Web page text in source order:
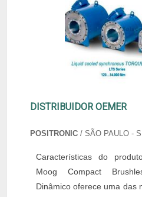
DISTRIBUIDOR OEMER
POSITRONIC / SÃO PAULO -
Características do
Moog Compact
Dinâmico oferece uma das